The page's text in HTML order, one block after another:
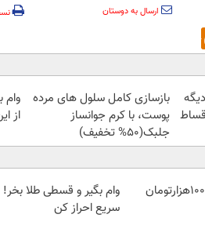
ارسال به دوستان
4 ماه دیگه
بازسازی کامل سلول های مرده
پوست، با کرم جوانساز
جلبک(50% تخفیف)
از
وام بگیر و قسطی طلا بخر!
سریع احراز کن